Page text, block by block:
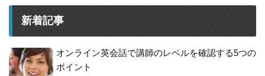
新着記事
オンライン英会話で講師のレベルを確認する5つの
ポイント